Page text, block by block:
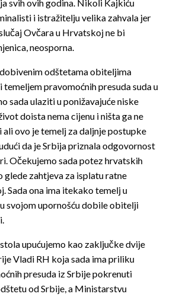
svih ovih godina. Nikoli Kajkiću
i istražitelju velika zahvala jer
Ovčara u Hrvatskoj ne bi
neosporna.
odštetama obiteljima
temeljem pravomoćnih presuda suda u
sada ulaziti u ponižavajuće niske
doista nema cijenu i ništa ga ne
ovo je temelj za daljnje postupke
da je Srbija priznala odgovornost
Očekujemo sada potez hrvatskih
zahtjeva za isplatu ratne
Sada ona ima itekako temelj u
svojom upornošću dobile obitelji
upućujemo kao zaključke dvije
Vladi RH koja sada ima priliku
presuda iz Srbije pokrenuti
od Srbije, a Ministarstvu